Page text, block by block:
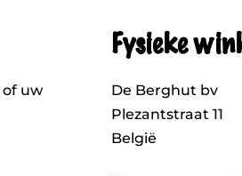
of uw
Fysieke
De Berghut bv
Plezantstraat 11
België